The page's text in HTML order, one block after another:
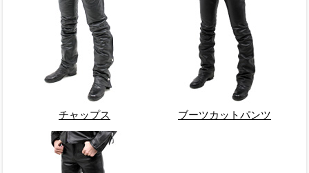
チャップス ブーツカットパンツ